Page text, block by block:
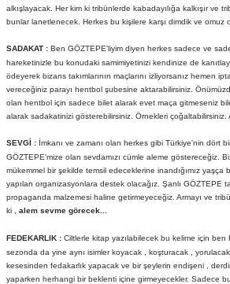
alkışlayacak. Her kim ki tribünlerde kabadayılığa kalkışır ve
bunlar lanetlenecek. Herkes bu kişilere karşı dimdik ve omuz
SADAKAT : Ben GÖZTEPE'liyim diyen herkes sadece ve
hareketinizle bu konudaki samimiyetinizi kendinize de
ödeyerek bizans takımlarının maçlarını izliyorsanız hemen
vereceğiniz parayı hentbol şubesine aktarabilirsiniz.
olan hentbol için sadece bilet alarak evet maça gitmeseniz
alarak sadakatinizi gösterebilirsiniz. Örnekleri
SEVGİ : İmkanı ve zamanı olan herkes gibi Türkiye'nin dört
GÖZTEPE'mize olan sevdamızı cümle aleme göstereceğiz.
mükemmel bir şekilde temsil edeceklerine inandığımız yaşça
yapılan organizasyonlara destek olacağız. Şanlı GÖZTEPE
propaganda malzemesi haline getirmeyeceğiz. Armayı ve
ki , alem sevme görecek...
FEDEKARLIK : Ciltlerle kitap yazılabilecek bu kelime için ben
sezonda da yine aynı isimler koyacak , koşturacak ,
kesesinden fedakarlık yapacak ve bir şeylerin endişeni ,
yaparken herhangi bir beklenti içine girmeyecekler. Sadece